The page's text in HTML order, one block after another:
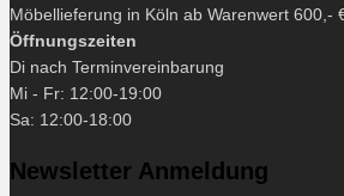
Möbellieferung in Köln ab Warenwert 600,-
Öffnungszeiten
Di nach Terminvereinbarung
Mi - Fr: 12:00-19:00
Sa: 12:00-18:00
Newsletter Anmeldung